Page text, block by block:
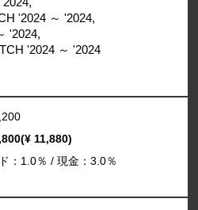
'2024 ～ '2024,
'2024,
'2024 ～ '2024
11,880)
：1.0％ / 現金：3.0％